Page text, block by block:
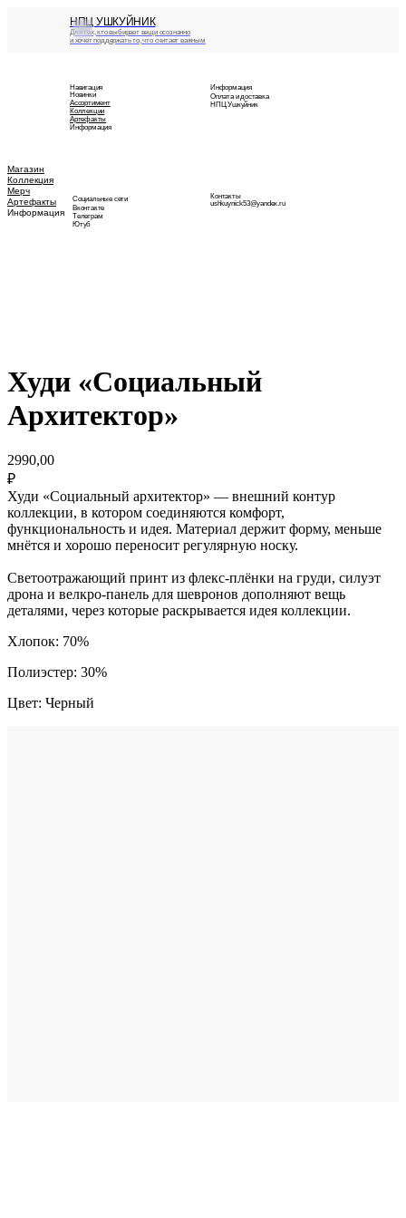
Магазин
Коллекция
Мерч
Артефакты
Информация
Худи «Социальный
Архитектор»
2990,00
₽
Худи «Социальный архитектор» — внешний контур
коллекции, в котором соединяются комфорт,
функциональность и идея. Материал держит форму, меньше
мнётся и хорошо переносит регулярную носку.
Светоотражающий принт из флекс-плёнки на груди, силуэт
дрона и велкро-панель для шевронов дополняют вещь
деталями, через которые раскрывается идея коллекции.
Хлопок: 70%
Полиэстер: 30%
Цвет: Черный
НПЦ УШКУЙНИК
Для тех, кто выбирает вещи осознанно
и хочет поддержать то, что считает важным
Информация
Оплата и доставка
НПЦ Ушкуйник
Социальные сети
Вконтакте
Телеграм
Ютуб
Контакты
ushkuynick53@yandex.ru
Навигация
Новинки
Ассортимент
Коллекции
Артефакты
Информация